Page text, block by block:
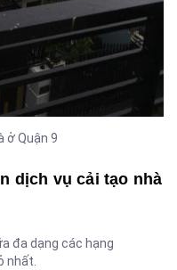
ở Quận 9
dịch vụ cải tạo nhà
đa dạng các hạng
nhất.